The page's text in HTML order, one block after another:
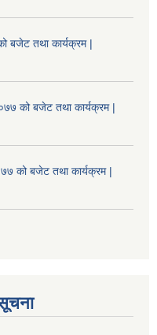
बजेट तथा कार्यक्रम |
को बजेट तथा कार्यक्रम |
को बजेट तथा कार्यक्रम |